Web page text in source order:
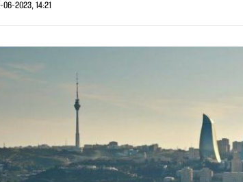
06-2023, 14:21
Dırnaqlardakı bu xətlər ürək
problemlərini göstərə bilər